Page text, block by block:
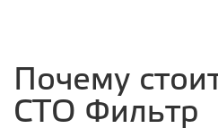
Почему
СТО Фильтр